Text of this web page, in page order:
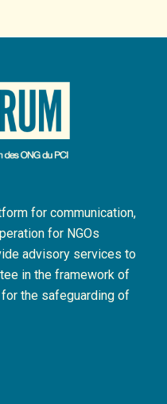
for communication,
for NGOs
advisory services to
in the framework of
for the safeguarding of